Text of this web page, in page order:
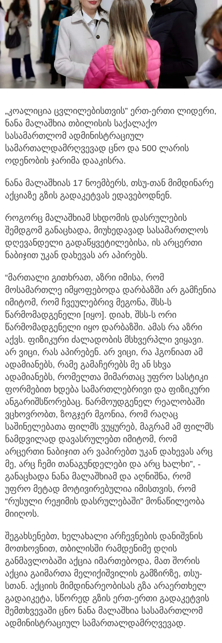
„კოალიცია ცვლილებისთვის” ერთ-ერთი ლიდერი,
ნანა მალაშხია თბილისის საქალაქო
სასამართლომ ადმინისტრაციულ
სამართალდამრღვევად ცნო და 500 ლარის
ოდენობის ჯარიმა დააკისრა.
ნანა მალაშხიას 17 ნოემბერს, თსუ-თან მიმდინარე
აქციაზე გზის გადაკეტვას ედავებოდნენ.
როგორც მალაშხიამ სხდომის დასრულების
შემდგომ განაცხადა, მიუხედავად სასამართლოს
დღევანდელი გადაწყვეტილებისა, ის არცერთი
ნაბიჯით უკან დახევას არ აპირებს.
“მართალი გითხრათ, აზრი იმისა, რომ
მოსამართლე იმყოფებოდა დარბაზში არ გამჩენია
იმიტომ, რომ ჩვეულებრივ მეგონა, შსს-ს
წარმომადგენელი [იყო]. დიახ, შსს-ს ორი
წარმომადგენელი იყო დარბაზში. ამას რა აზრი
აქვს. ფიზიკური ძალადობის მსხვერპლი ვიყავი.
არ ვიცი, რას აპირებენ. არ ვიცი, რა ჰგონიათ ამ
ადამიანებს, რამე გამაჩერებს მე ან სხვა
ადამიანებს, რომელთა მიმართაც უფრო სასტიკი
ფორმებით ხდება სამართლებრივი და ფიზიკური
ანგარიშსწორებაც. წარმოუდგენელ რეალობაში
ვცხოვრობთ, ზოგჯერ მგონია, რომ რაღაც
საშინელებათა ფილმს ვუყურებ, მაგრამ ამ ფილმს
ნამდვილად დავასრულებთ იმიტომ, რომ
არცერთი ნაბიჯით არ ვაპირებთ უკან დახევას არც
მე, არც ჩემი თანაგუნდელები და არც ხალხი”, -
განაცხადა ნანა მალაშხიამ და აღნიშნა, რომ
უფრო მეტად მოტივირებულია იმისთვის, რომ
“რუსული რეჟიმის დასრულებაში” მონაწილეობა
მიიღოს.
შეგახსენებთ, ხელახალი არჩევნების დანიშვნის
მოთხოვნით, თბილისში რამდენიმე დღის
განმავლობაში აქცია იმართებოდა, მათ შორის
აქცია გაიმართა მელიქიშვილის გამზირზე, თსუ-
სთან. აქციის მიმდინარეობისას გზა არაერთხელ
გადაიკეტა, სწორედ გზის ერთ-ერთი გადაკეტვის
შემთხვევაში ცნო ნანა მალაშხია სასამართლომ
ადმინისტრაციულ სამართალდამრღვევად.